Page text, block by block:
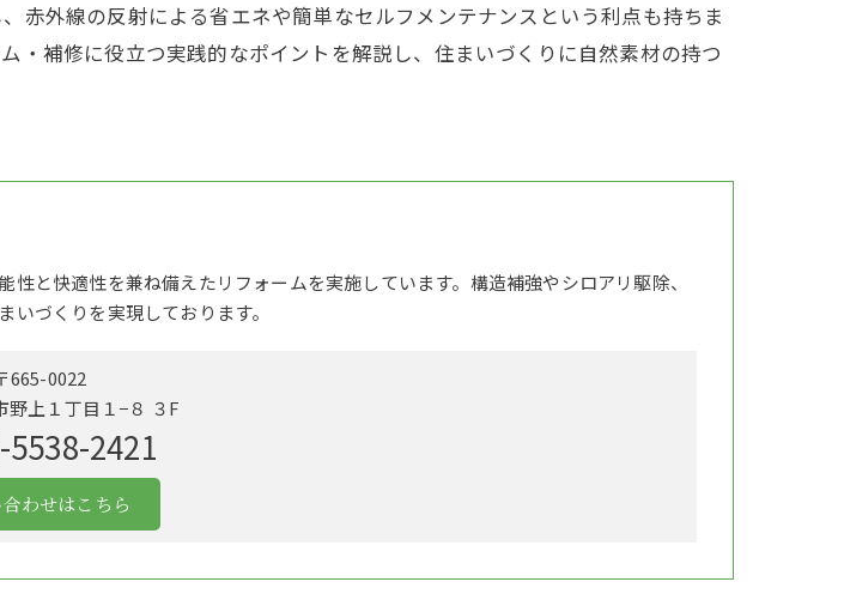
赤外線の反射による省エネや簡単なセルフメンテナンスという利点も持ちま
・補修に役立つ実践的なポイントを解説し、住まいづくりに自然素材の持つ
と快適性を兼ね備えたリフォームを実施しています。構造補強やシロアリ駆除、
づくりを実現しております。
665-0022
野上１丁目１−８ ３F
5538-2421
わせはこちら